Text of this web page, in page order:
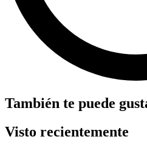
También te puede
Visto recientemente